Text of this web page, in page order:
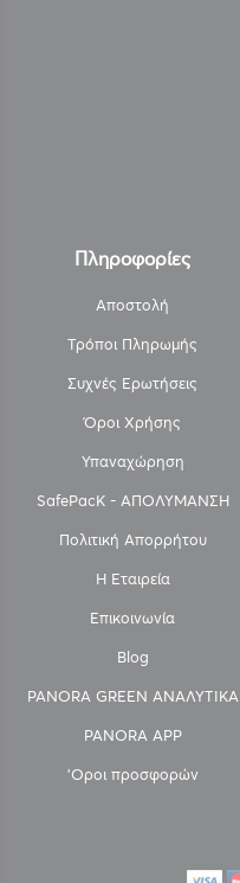
Πληροφορίες
Αποστολή
Τρόποι Πληρωμής
Συχνές Ερωτήσεις
Όροι Χρήσης
Υπαναχώρηση
SafePacK - ΑΠΟΛΥΜΑΝΣΗ
Πολιτική Απορρήτου
Η Εταιρεία
Επικοινωνία
Blog
PANORA GREEN ΑΝΑΛΥΤΙΚΑ
PANORA APP
'Οροι προσφορών